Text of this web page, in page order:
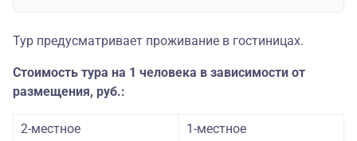
Тур предусматривает проживание в гостиницах.
Стоимость тура на 1 человека в зависимости от
размещения, руб.:
2-местное
1-местное